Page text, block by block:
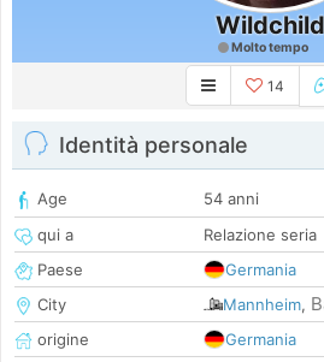
Wildchild
Molto tempo
14
Identità personale
Age
54 anni
qui a
Relazione seria
Paese
Germania
City
Mannheim,
origine
Germania